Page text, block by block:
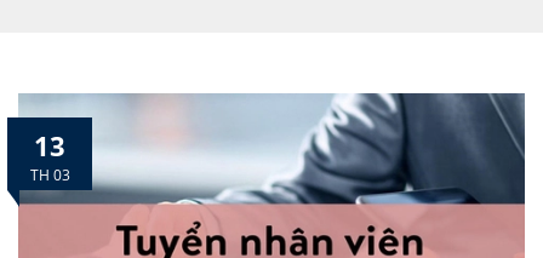
13
TH 03